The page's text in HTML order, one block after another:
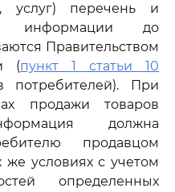
услуг) перечень и
информации до
Правительством
(пункт 1 статьи 10
При
продажи товаров
должна
продавцом
же условиях с учетом
определенных